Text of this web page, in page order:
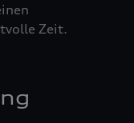
Zeit.